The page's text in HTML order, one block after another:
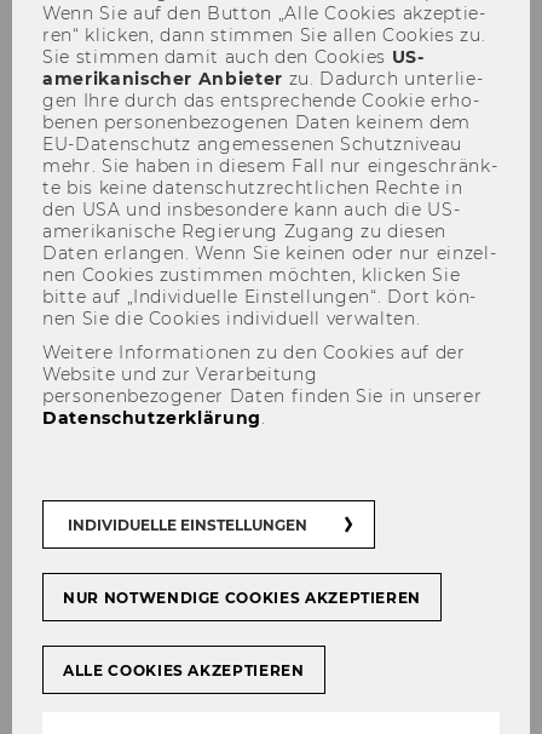
Viennese Symposium on
International Tax Law
Der Inhalt dieser Seite ist aktuell nur auf
Englisch verfügbar.
Wenn Sie auf den But­ton „Alle Coo­kies ak­zep­tie­
ren“ kli­cken, dann stim­men Sie allen Coo­kies zu.
Sie stim­men damit auch den Coo­kies US-​
amerikanischer An­bie­ter zu. Da­durch un­ter­lie­
gen Ihre durch das ent­spre­chen­de Coo­kie er­ho­
be­nen per­so­nen­be­zo­ge­nen Daten kei­nem dem
EU-​Datenschutz an­ge­mes­se­nen Schutz­ni­veau
mehr. Sie haben in die­sem Fall nur ein­ge­schränk­
te bis keine da­ten­schutz­recht­li­chen Rech­te in
den USA und ins­be­son­de­re kann auch die US-​
amerikanische Re­gie­rung Zu­gang zu die­sen
Daten er­lan­gen. Wenn Sie kei­nen oder nur ein­zel­
nen Coo­kies zu­stim­men möch­ten, kli­cken Sie
bitte auf „In­di­vi­du­el­le Ein­stel­lun­gen“. Dort kön­
nen Sie die Coo­kies in­di­vi­du­ell ver­wal­ten.
Weitere Informationen zu den Cookies auf der
Website und zur Verarbeitung
personenbezogener Daten finden Sie in unserer
Datenschutzerklärung.
INDIVIDUELLE EINSTELLUNGEN
NUR NOTWENDIGE COOKIES AKZEPTIEREN
ALLE COOKIES AKZEPTIEREN